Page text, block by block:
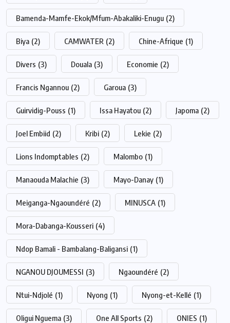
Bamenda-Mamfe-Ekok/Mfum-Abakaliki-Enugu (2)
Biya (2) CAMWATER (2) Chine-Afrique (1)
Divers (3) Douala (3) Economie (2)
Francis Ngannou (2) Garoua (3)
Guirvidig-Pouss (1) Issa Hayatou (2) Japoma (2)
Joel Embiid (2) Kribi (2) Lekie (2)
Lions Indomptables (2) Malombo (1)
Manaouda Malachie (3) Mayo-Danay (1)
Meiganga-Ngaoundéré (2) MINUSCA (1)
Mora-Dabanga-Kousseri (4)
Ndop Bamali - Bambalang-Baligansi (1)
NGANOU DJOUMESSI (3) Ngaoundéré (2)
Ntui-Ndjolé (1) Nyong (1) Nyong-et-Kellé (1)
Oligui Nguema (3) One All Sports (2) ONIES (1)